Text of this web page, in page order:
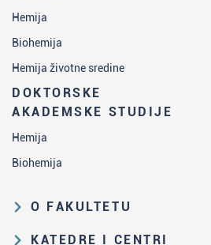
Hemija
Biohemija
Hemija životne sredine
DOKTORSKE
AKADEMSKE STUDIJE
Hemija
Biohemija
O FAKULTETU
Obrazovna i naučna delatnost
KATEDRE I CENTRI